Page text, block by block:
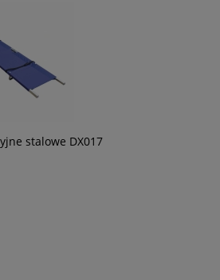
stalowe DX017